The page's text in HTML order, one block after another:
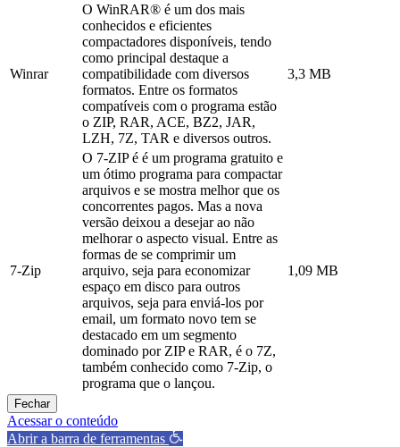
Winrar
O WinRAR® é um dos mais
conhecidos e eficientes
compactadores disponíveis, tendo
como principal destaque a
compatibilidade com diversos
formatos. Entre os formatos
compatíveis com o programa estão
o ZIP, RAR, ACE, BZ2, JAR,
LZH, 7Z, TAR e diversos outros.
3,3 MB
7-Zip
O 7-ZIP é é um programa gratuito e
um ótimo programa para compactar
arquivos e se mostra melhor que os
concorrentes pagos. Mas a nova
versão deixou a desejar ao não
melhorar o aspecto visual. Entre as
formas de se comprimir um
arquivo, seja para economizar
espaço em disco para outros
arquivos, seja para enviá-los por
email, um formato novo tem se
destacado em um segmento
dominado por ZIP e RAR, é o 7Z,
também conhecido como 7-Zip, o
programa que o lançou.
1,09 MB
Fechar
Acessar o conteúdo
Abrir a barra de ferramentas